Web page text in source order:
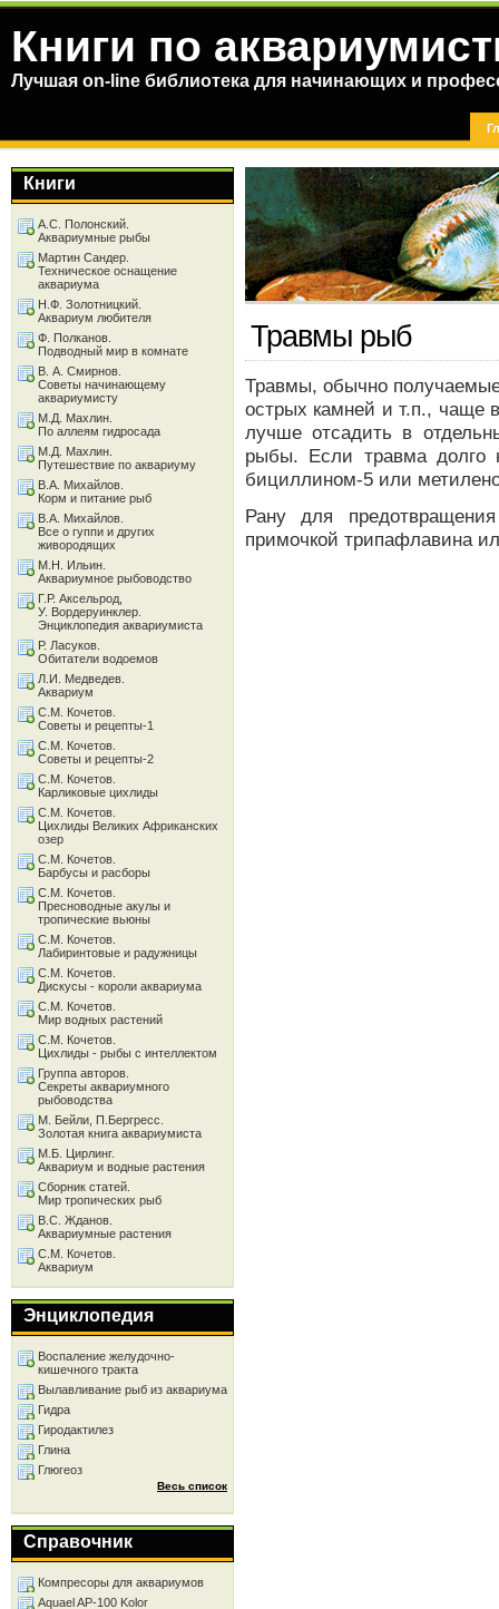
Книги по
Лучшая on-line библиотека для начинающих и
Травмы рыб
Травмы, обычно
острых камней и т.п., чаще
лучше отсадить в
рыбы. Если травма долго
бициллином-5 или
Рану для
примочкой трипафлавина
Книги
А.С. Полонский.
Аквариумные рыбы
Мартин Сандер.
Техническое оснащение
аквариума
Н.Ф. Золотницкий.
Аквариум любителя
Ф. Полканов.
Подводный мир в комнате
В. А. Смирнов.
Советы начинающему
аквариумисту
М.Д. Махлин.
По аллеям гидросада
М.Д. Махлин.
Путешествие по аквариуму
В.А. Михайлов.
Корм и питание рыб
В.А. Михайлов.
Все о гуппи и других
живородящих
М.Н. Ильин.
Аквариумное рыбоводство
Г.Р. Аксельрод,
У. Вордеруинклер.
Энциклопедия аквариумиста
Р. Ласуков.
Обитатели водоемов
Л.И. Медведев.
Аквариум
С.М. Кочетов.
Советы и рецепты-1
С.М. Кочетов.
Советы и рецепты-2
С.М. Кочетов.
Карликовые цихлиды
С.М. Кочетов.
Цихлиды Великих Африканских
озер
С.М. Кочетов.
Барбусы и расборы
С.М. Кочетов.
Пресноводные акулы и
тропические вьюны
С.М. Кочетов.
Лабиринтовые и радужницы
С.М. Кочетов.
Дискусы - короли аквариума
С.М. Кочетов.
Мир водных растений
С.М. Кочетов.
Цихлиды - рыбы с интеллектом
Группа авторов.
Секреты аквариумного
рыбоводства
М. Бейли, П.Бергресс.
Золотая книга аквариумиста
М.Б. Цирлинг.
Аквариум и водные растения
Сборник статей.
Мир тропических рыб
В.С. Жданов.
Аквариумные растения
С.М. Кочетов.
Аквариум
Энциклопедия
Воспаление желудочно-
кишечного тракта
Вылавливание рыб из аквариума
Гидра
Гиродактилез
Глина
Глюгеоз
Весь список
Справочник
Компресоры для аквариумов
Aquael AP-100 Kolor